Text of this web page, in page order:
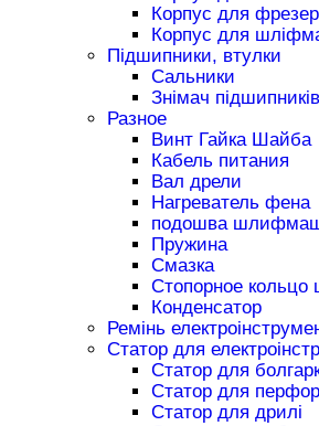
Корпус для
Корпус для
Підшипники, втулки
Сальники
Знімач підшипників
Разное
Винт Гайка Шайба
Кабель питания
Вал дрели
Нагреватель фена
подошва
Пружина
Смазка
Стопорное кольцо
Конденсатор
Ремінь
Статор для
Статор для
Статор для
Статор для дрилі